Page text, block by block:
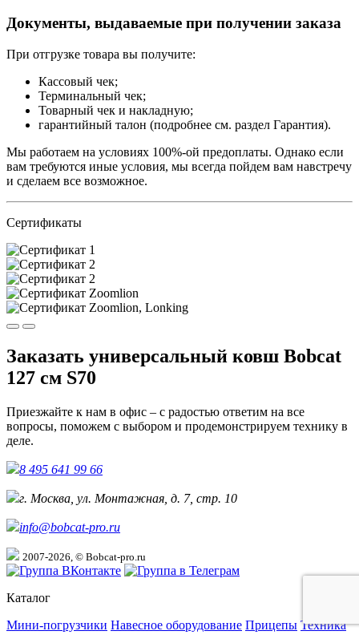
Документы, выдаваемые при получении заказа
При отгрузке товара вы получите:
Кассовый чек;
Терминальный чек;
Товарный чек и накладную;
гарантийный талон (подробнее см. раздел Гарантия).
Мы работаем на условиях 100%-ой предоплаты. Однако если
вам требуются иные условия, мы всегда пойдем вам навстречу
и сделаем все возможное.
Сертификаты
Заказать универсальный ковш Bobcat
127 см S70
Приезжайте к нам в офис – с радостью ответим на все
вопросы, поможем с выбором и продемонстрируем технику в
деле.
8 495 641 99 66
г. Москва, ул. Монтажная, д. 7, стр. 10
info@bobcat-pro.ru
2007-2026, © Bobcat-pro.ru
Каталог
Мини-погрузчики Навесное оборудование Прицепы Техника